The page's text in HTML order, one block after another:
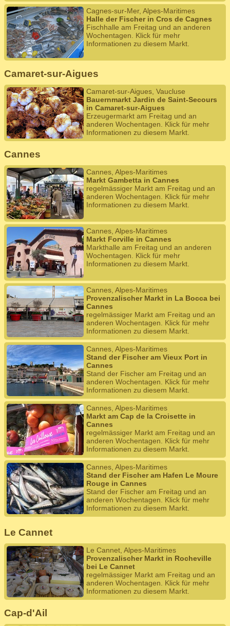
Cagnes-sur-Mer, Alpes-Maritimes
Halle der Fischer in Cros de Cagnes
Fischhalle am Freitag und an anderen
Wochentagen. Klick für mehr
Informationen zu diesem Markt.
Camaret-sur-Aigues
Camaret-sur-Aigues, Vaucluse
Bauernmarkt Jardin de Saint-Secours
in Camaret-sur-Aigues
Erzeugermarkt am Freitag und an
anderen Wochentagen. Klick für mehr
Informationen zu diesem Markt.
Cannes
Cannes, Alpes-Maritimes
Markt Gambetta in Cannes
regelmässiger Markt am Freitag und an
anderen Wochentagen. Klick für mehr
Informationen zu diesem Markt.
Cannes, Alpes-Maritimes
Markt Forville in Cannes
Markthalle am Freitag und an anderen
Wochentagen. Klick für mehr
Informationen zu diesem Markt.
Cannes, Alpes-Maritimes
Provenzalischer Markt in La Bocca bei
Cannes
regelmässiger Markt am Freitag und an
anderen Wochentagen. Klick für mehr
Informationen zu diesem Markt.
Cannes, Alpes-Maritimes
Stand der Fischer am Vieux Port in
Cannes
Stand der Fischer am Freitag und an
anderen Wochentagen. Klick für mehr
Informationen zu diesem Markt.
Cannes, Alpes-Maritimes
Markt am Cap de la Croisette in
Cannes
regelmässiger Markt am Freitag und an
anderen Wochentagen. Klick für mehr
Informationen zu diesem Markt.
Cannes, Alpes-Maritimes
Stand der Fischer am Hafen Le Moure
Rouge in Cannes
Stand der Fischer am Freitag und an
anderen Wochentagen. Klick für mehr
Informationen zu diesem Markt.
Le Cannet
Le Cannet, Alpes-Maritimes
Provenzalischer Markt in Rocheville
bei Le Cannet
regelmässiger Markt am Freitag und an
anderen Wochentagen. Klick für mehr
Informationen zu diesem Markt.
Cap-d'Ail